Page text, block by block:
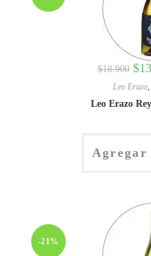
$18.900 $
Leo Erazo,
Leo Erazo
-21%